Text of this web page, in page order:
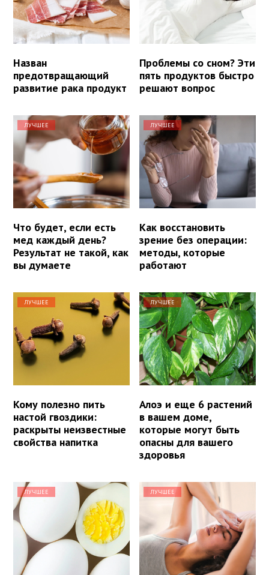
Назван
предотвращающий
развитие рака продукт
Проблемы со сном? Эти
пять продуктов быстро
решают вопрос
ЛУЧШЕЕ
Что будет, если есть
мед каждый день?
Результат не такой, как
вы думаете
ЛУЧШЕЕ
Как восстановить
зрение без операции:
методы, которые
работают
ЛУЧШЕЕ
Кому полезно пить
настой гвоздики:
раскрыты неизвестные
свойства напитка
ЛУЧШЕЕ
Алоэ и еще 6 растений
в вашем доме,
которые могут быть
опасны для вашего
здоровья
ЛУЧШЕЕ ЛУЧШЕЕ